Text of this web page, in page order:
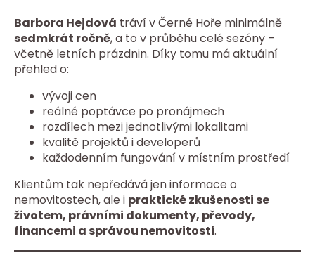
Barbora Hejdová tráví v Černé Hoře minimálně
sedmkrát ročně, a to v průběhu celé sezóny –
včetně letních prázdnin. Díky tomu má aktuální
přehled o:
vývoji cen
reálné poptávce po pronájmech
rozdílech mezi jednotlivými lokalitami
kvalitě projektů i developerů
každodenním fungování v místním prostředí
Klientům tak nepředává jen informace o
nemovitostech, ale i praktické zkušenosti se
životem, právními dokumenty, převody,
financemi a správou nemovitosti.